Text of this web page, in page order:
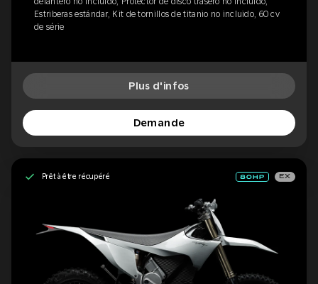
Estriberas estándar, Kit de tornillos de titanio no incluido, 60 cv
de série
Plus d'infos
Demande
Prêt à être récupéré EX